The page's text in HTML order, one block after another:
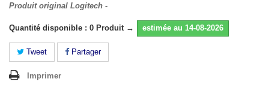
Produit original Logitech -
Quantité disponible : 0 Produit → estimée au 14-08-2026
Tweet Partager
Imprimer